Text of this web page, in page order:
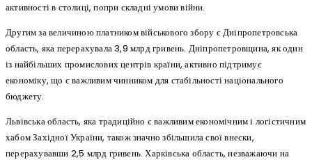
активності в столиці, попри складні умови війни.
Другим за величиною платником військового збору є Дніпропетровська
область, яка перерахувала 3,9 млрд гривень. Дніпропетровщина, як один
із найбільших промислових центрів країни, активно підтримує
економіку, що є важливим чинником для стабільності національного
бюджету.
Львівська область, яка традиційно є важливим економічним і логістичним
хабом Західної України, також значно збільшила свої внески,
перерахувавши 2,5 млрд гривень. Харківська область, незважаючи на